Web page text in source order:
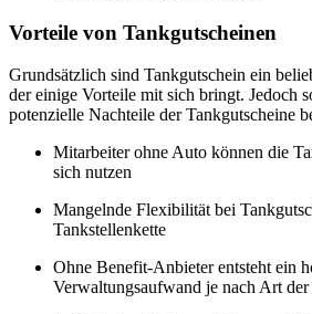
Vorteile von Tankgutscheinen
Grundsätzlich sind Tankgutschein ein
der einige Vorteile mit sich bringt. Jedoch
potenzielle Nachteile der Tankgutscheine
Mitarbeiter ohne Auto können die
sich nutzen
Mangelnde Flexibilität bei
Tankstellenkette
Ohne Benefit-Anbieter entsteht ein
Verwaltungsaufwand je nach Art